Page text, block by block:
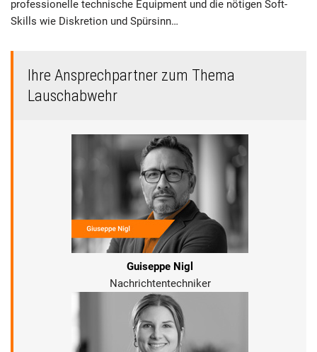
professionelle technische Equipment und die nötigen Soft-
Skills wie Diskretion und Spürsinn…
Ihre Ansprechpartner zum Thema
Lauschabwehr
Guiseppe Nigl
Nachrichtentechniker